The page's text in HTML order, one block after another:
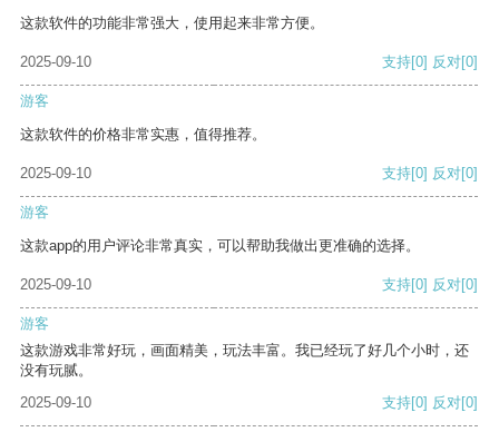
这款软件的功能非常强大，使用起来非常方便。
2025-09-10 支持[0] 反对[0]
游客
这款软件的价格非常实惠，值得推荐。
2025-09-10 支持[0] 反对[0]
游客
这款app的用户评论非常真实，可以帮助我做出更准确的选择。
2025-09-10 支持[0] 反对[0]
游客
这款游戏非常好玩，画面精美，玩法丰富。我已经玩了好几个小时，还
没有玩腻。
2025-09-10
支持[0] 反对[0]